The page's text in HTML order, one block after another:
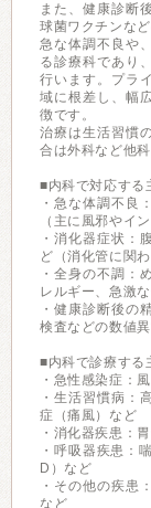
また、健康診断
球菌ワクチンな
急な体調不良や
る診療科であり
行います。プラ
域に根差し、幅
徴です。
治療は生活習慣
合は外科など他
■内科で対応する
・急な体調不良
（主に風邪やイ
・消化器症状：
ど（消化管に関わ
・全身の不調：
レルギー、急激
・健康診断後の
検査などの数値
■内科で診療する
・急性感染症：
・生活習慣病：
症（痛風）など
・消化器疾患：
・呼吸器疾患：
D）など
・その他の疾患
など